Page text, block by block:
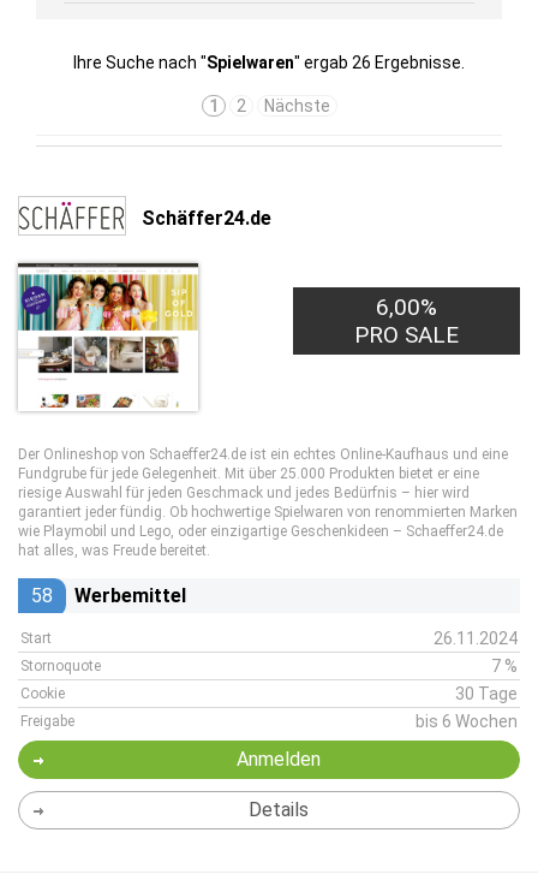
Ihre Suche nach "Spielwaren" ergab 26 Ergebnisse.
1 2 Nächste
Schäffer24.de
6,00%
PRO SALE
Der Onlineshop von Schaeffer24.de ist ein echtes Online-Kaufhaus und eine
Fundgrube für jede Gelegenheit. Mit über 25.000 Produkten bietet er eine
riesige Auswahl für jeden Geschmack und jedes Bedürfnis – hier wird
garantiert jeder fündig. Ob hochwertige Spielwaren von renommierten Marken
wie Playmobil und Lego, oder einzigartige Geschenkideen – Schaeffer24.de
hat alles, was Freude bereitet.
58 Werbemittel
Start 26.11.2024
Stornoquote 7 %
Cookie 30 Tage
Freigabe bis 6 Wochen
Anmelden
Details